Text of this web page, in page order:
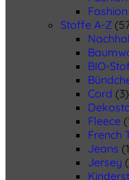
Stoffe A-Z
BIO-
Cord (3)
Fleece
French
Jeans
Jersey